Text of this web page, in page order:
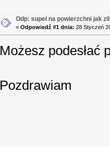
Odp: supeł na powierzchni jak
«Odpowiedź #1 dnia: 28 Styczeń
Możesz podesłać
Pozdrawiam